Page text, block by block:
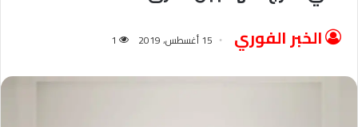
الخبر الفوري 15 أغسطس، 2019 1